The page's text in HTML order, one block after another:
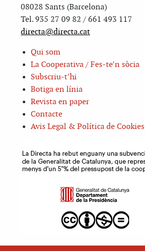
08028 Sants (Barcelona)
Tel. 935 27 09 82 / 661 493 117
directa@directa.cat
Qui som
La Cooperativa / Fes-te’n sòcia
Subscriu-t’hi
Botiga en línia
Revista en paper
Contacte
Avis Legal & Política de Cookies